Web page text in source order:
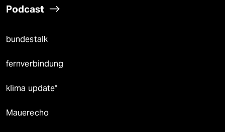
Podcast
bundestalk
fernverbindung
klima update°
Mauerecho